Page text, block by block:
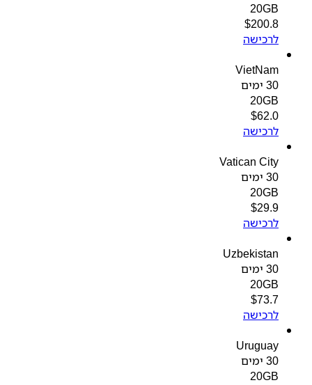
20GB
$200.8
לרכישה
VietNam
20GB
$62.0
לרכישה
Vatican City
20GB
$29.9
לרכישה
Uzbekistan
20GB
$73.7
לרכישה
Uruguay
20GB